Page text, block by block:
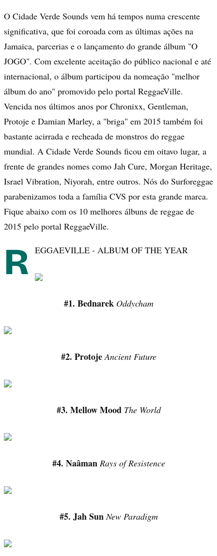
O Cidade Verde Sounds vem há tempos numa crescente
significativa, que foi coroada com as últimas ações na
Jamaica, parcerias e o lançamento do grande álbum "O
JOGO". Com excelente aceitação do público nacional e até
internacional, o álbum participou da nomeação "melhor
álbum do ano" promovido pelo portal ReggaeVille.
Vencida nos últimos anos por Chronixx, Gentleman,
Protoje e Damian Marley, a "briga" em 2015 também foi
bastante acirrada e recheada de monstros do reggae
mundial. A Cidade Verde Sounds ficou em oitavo lugar, a
frente de grandes nomes como Jah Cure, Morgan Heritage,
Israel Vibration, Niyorah, entre outros. Nós do Surforeggae
parabenizamos toda a família CVS por esta grande marca.
Fique abaixo com os 10 melhores álbuns de reggae de
2015 pelo portal ReggaeVille.
R EGGAEVILLE - ALBUM OF THE YEAR
#1. Bednarek Oddycham
#2. Protoje Ancient Future
#3. Mellow Mood The World
#4. Naâman Rays of Resistence
#5. Jah Sun New Paradigm